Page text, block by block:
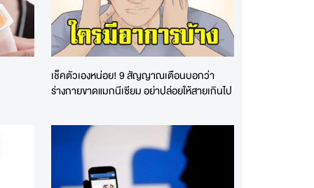
เช็คตัวเองหน่อย! 9 สัญญาณเตือนบอกว่า
ร่างกายขาดแมกนีเซียม อย่าปล่อยให้สายเกินไป